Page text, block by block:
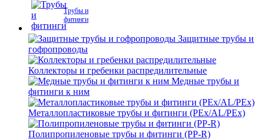
Трубы и
фитинги
Защитные трубы и
гофропроводы
Коллекторы и гребенки распредилительные
Медные трубы и
фитинги к ним
Металлопластиковые трубы и фитинги (PEx/AL/PEx)
Полипропиленовые трубы и фитинги (PP-R)